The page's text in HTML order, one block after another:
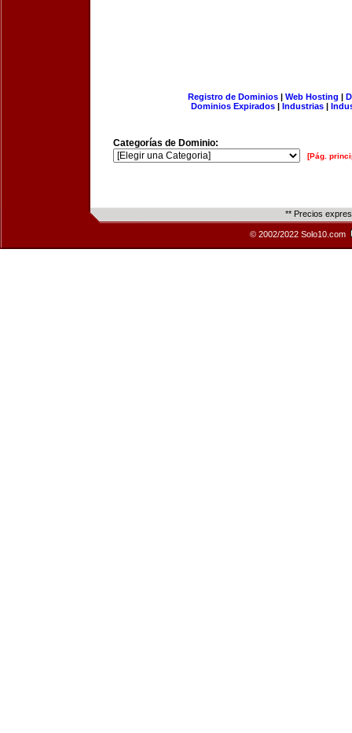
Registro de Dominios| Web Hosting |
Dominios Expirados | Industrias |
Categorías de Dominio:
[Pág.
** Precios
© 2002/2022 Solo10.com